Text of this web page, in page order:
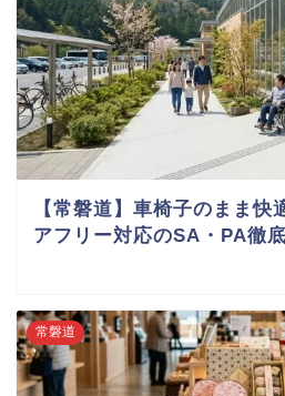
【常磐道】車椅子のまま快
アフリー対応のSA・PA徹
常磐道